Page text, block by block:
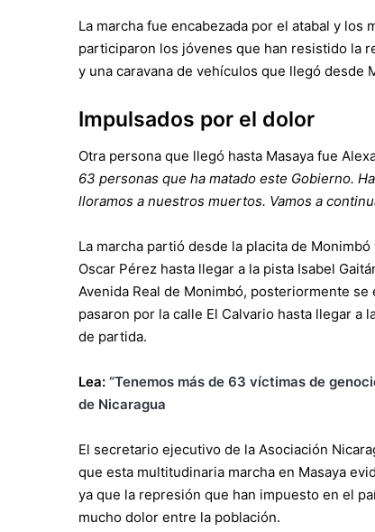
La marcha fue encabezada por el atabal y
participaron los jóvenes que han resistido la
y una caravana de vehículos que llegó desde
Impulsados por el dolor
Otra persona que llegó hasta Masaya fue
63 personas que ha matado este Gobierno.
lloramos a nuestros muertos. Vamos a
La marcha partió desde la placita de
Oscar Pérez hasta llegar a la pista Isabel
Avenida Real de Monimbó, posteriormente
pasaron por la calle El Calvario hasta llegar
de partida.
Lea: “Tenemos más de 63 víctimas de
de Nicaragua
El secretario ejecutivo de la Asociación
que esta multitudinaria marcha en Masaya
ya que la represión que han impuesto en el
mucho dolor entre la población.